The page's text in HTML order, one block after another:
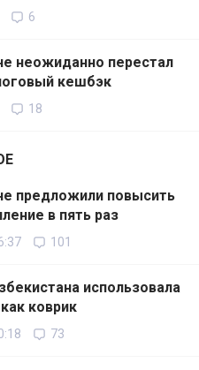
6
неожиданно перестал
кешбэк
18
предложили повысить
в пять раз
101
использовала
коврик
73